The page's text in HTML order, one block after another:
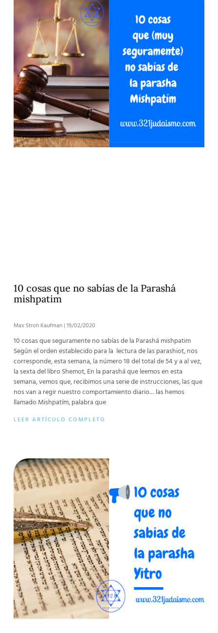
10 cosas que no sabías de la Parashá
mishpatim
Max Stroh Kaufman 19/02/2020
10 cosas que seguramente no sabías de la Parashá mishpatim
Según el orden establecido para la lectura de las parashiot, nos
corresponde, esta semana, la número 18 del total de 54 y a al vez,
la sexta del libro Shemot, En la parashá que leemos en esta
semana, vemos que, recibimos una serie de instrucciones, las que
nos van a regir nuestro comportamiento diario… las hemos
llamado Mishpatím, palabra que
LEER ARTÍCULO COMPLETO